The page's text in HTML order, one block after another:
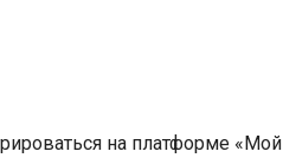
на платформе «Мой